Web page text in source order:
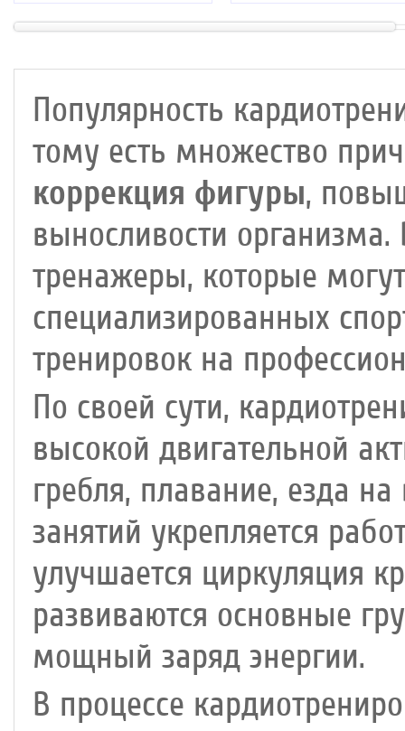
Популярность
тому есть множество
коррекция фигуры,
выносливости
тренажеры, которые
специализированных
тренировок на
По своей сути,
высокой двигательной
гребля, плавание, езда
занятий укрепляется
улучшается циркуляция
развиваются основные
мощный заряд энергии.
В процессе